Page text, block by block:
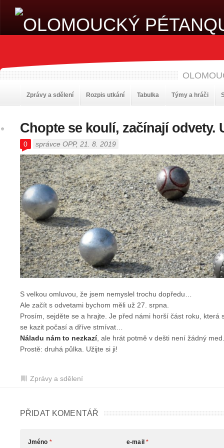
Zprávy a sdělení Rozpis utkání Tabulka Týmy a hráči
Chopte se koulí, začínají odvety.
0 správce OPP, 21. 8. 2019
S velkou omluvou, že jsem nemyslel trochu dopředu…
Ale začít s odvetami bychom měli už 27. srpna.
Prosím, sejděte se a hrajte. Je před námi horší část roku, která
se kazit počasí a dříve stmívat…
Náladu nám to nezkazí, ale hrát potmě v dešti není žádný
Prostě: druhá půlka. Užijte si ji!
Zprávy a sdělení
PŘIDAT KOMENTÁŘ
Jméno * e-mail *